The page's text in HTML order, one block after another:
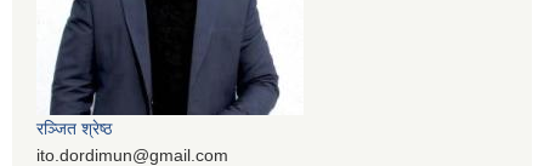
रञ्‍जित श्रेष्ठ
ito.dordimun@gmail.com